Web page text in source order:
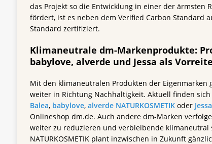
das Projekt so die Entwicklung in einer der ärmsten
fördert, ist es neben dem Verified Carbon Standard
Standard zertifiziert.
Klimaneutrale dm-Markenprodukte:
babylove, alverde und Jessa als
Mit den klimaneutralen Produkten der Eigenmarken
weiter in Richtung Nachhaltigkeit. Aktuell finden
Balea, babylove, alverde NATURKOSMETIKoder Jessa
Onlineshop dm.de. Auch andere dm-Marken
weiter zu reduzieren und verbleibende klimaneutral
NATURKOSMETIK plant inzwischen in Zukunft